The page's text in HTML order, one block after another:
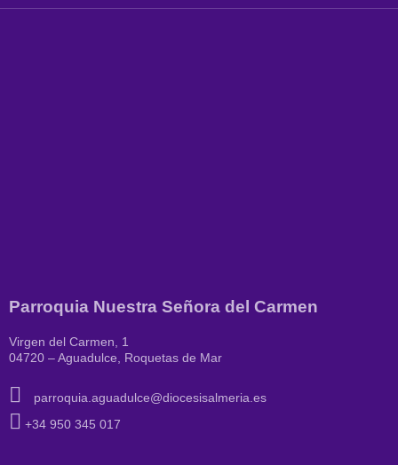
Parroquia Nuestra Señora del Carmen
Virgen del Carmen, 1
04720 – Aguadulce, Roquetas de Mar
parroquia.aguadulce@diocesisalmeria.es
+34 950 345 017